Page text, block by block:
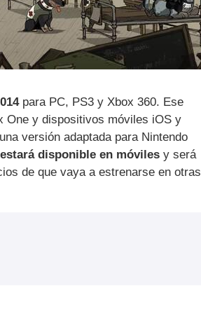
para PC, PS3 y Xbox 360. Ese
One y dispositivos móviles iOS y
versión adaptada para Nintendo
disponible en móviles y será
de que vaya a estrenarse en otras